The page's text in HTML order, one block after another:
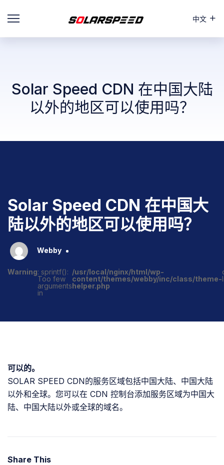
中文
Solar Speed CDN 在中国大陆
以外的地区可以使用吗？
Solar Speed CDN 在中国大
陆以外的地区可以使用吗？
Webby
Warning: sprintf():
Too few
arguments
in
/usr/local/nginx/html/wp-
content/themes/webby/inc/class/theme-
helper.php
可以的。
SOLAR SPEED CDN的服务区域包括中国大陆、中国大陆
以外和全球。您可以在 CDN 控制台添加服务区域为中国大
陆、中国大陆以外或全球的域名。
Share This